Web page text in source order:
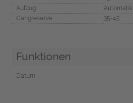
Aufzug
Automatik
Gangreserve
35-45
Funktionen
Datum